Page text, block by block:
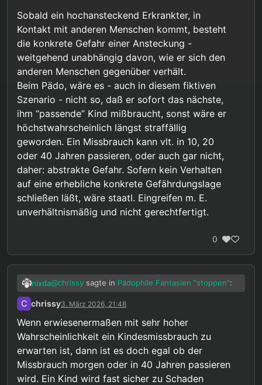
Tangiert würden die Rechte von Pädos,
die sich nichts haben zu Schulden
kommen lassen, begründet lediglich mit
einer abstrakten Gefährdung.
Richtig, allerdings wäre in diesem Szenario die
Gefährdung nicht abstrakt sondern sehr konkret.
95% Tatwahrscheinlichkeit ist definitiv nicht mehr
abstrakt.
nixda sagte inPädophile Fantasien "stoppen"
Im Normalfall, wird jeder
Ansteckungsverdacht individuell
getestet und keine Bevölkerungsgruppe,
auf Grund biologischer Merkmale
pauschal verdächtigt, gefährliche
Krankheiten verbreiten zu wollen.
Natürlich. Aber jeder nachweislich Erkrankte
würde mit hoher Wahrscheinlichkeit andere
anstecken. So wie in diesen Szenario jeder
Pädophile mir hoher Wahrscheinlichkeit einen
Missbrauch begehen würde. Und so wie es
gerechtfertigt ist die Erkrankten in Quarantäne
zu stecken um die Gesunden zu schützen
würden die Pädophilen Maßnahmen unterworfen
um die Kinder zu schützen. Gleiche Logik.
Um das für alle klarzustellen, mir geht es darum
den moralischen Aspekt solcher
Präventionsmaßnahmen in diesem Szenario zu
diskutieren, nicht zu behaupten dass so etwas in
Bezug auf uns irgendwie tatsächlich
gerechtfertigt wäre. Denn wie gesagt gibt es ja
die von mir als Voraussetzung geforderten
Sobald ein hochansteckend Erkrankter, in
Kontakt mit anderen Menschen kommt, besteht
die konkrete Gefahr einer Ansteckung -
weitgehend unabhängig davon, wie er sich den
anderen Menschen gegenüber verhält.
Beim Pädo, wäre es - auch in diesem fiktiven
Szenario - nicht so, daß er sofort das nächste,
ihm “passende” Kind mißbraucht, sonst wäre er
höchstwahrscheinlich längst straffällig
geworden. Ein Missbrauch kann vlt. in 10, 20
oder 40 Jahren passieren, oder auch gar nicht,
daher: abstrakte Gefahr. Sofern kein Verhalten
auf eine erhebliche konkrete Gefährdungslage
schließen läßt, wäre staatl. Eingreifen m. E.
unverhältnismäßig und nicht gerechtfertigt.
0
nixda@chrissy sagte in Pädophile Fantasien "stoppen":
Erkrankten in Quarantäne zu stecken um
die Gesunden zu schützen würden die
Pädophilen Maßnahmen unterworfen um
die Kinder zu schützen.”
Sobald ein hochansteckend Erkrankter, in Kontakt
mit anderen Menschen kommt, besteht die
konkrete Gefahr einer Ansteckung - weitgehend
unabhängig davon, wie er sich den anderen
Menschen gegenüber verhält.
C chrissy3. März 2026, 21:48
Wenn erwiesenermaßen mit sehr hoher
Wahrscheinlichkeit ein Kindesmissbrauch zu
erwarten ist, dann ist es doch egal ob der
Missbrauch morgen oder in 40 Jahren passieren
wird. Ein Kind wird fast sicher zu Schaden